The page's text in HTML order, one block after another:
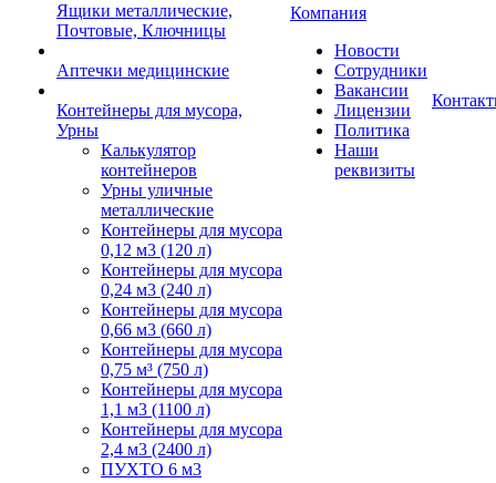
Ящики металлические,
Почтовые, Ключницы
Аптечки медицинские
Контейнеры для мусора,
Урны
Калькулятор
контейнеров
Урны уличные
металлические
Контейнеры для мусора
0,12 м3 (120 л)
Контейнеры для мусора
0,24 м3 (240 л)
Контейнеры для мусора
0,66 м3 (660 л)
Контейнеры для мусора
0,75 м³ (750 л)
Контейнеры для мусора
1,1 м3 (1100 л)
Контейнеры для мусора
2,4 м3 (2400 л)
ПУХТО 6 м3
Компания
Новости
Сотрудники
Вакансии
Лицензии
Политика
Наши
реквизиты